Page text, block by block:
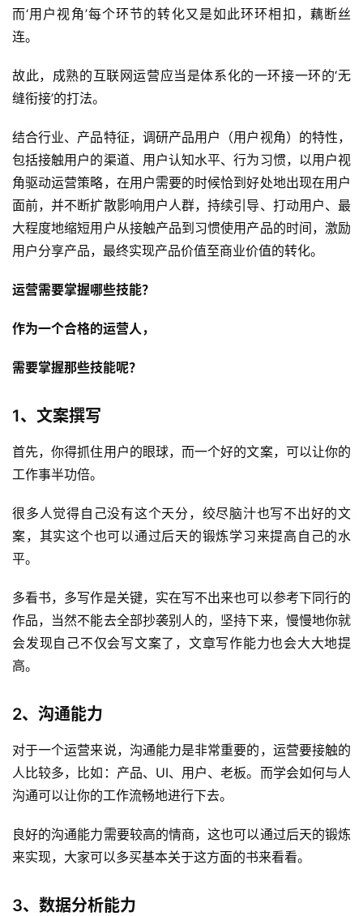
而‘用户视角’每个环节的转化又是如此环环相扣，藕断丝
连。
故此，成熟的互联网运营应当是体系化的一环接一环的‘无
缝衔接’的打法。
结合行业、产品特征，调研产品用户（用户视角）的特性，
包括接触用户的渠道、用户认知水平、行为习惯，以用户视
角驱动运营策略，在用户需要的时候恰到好处地出现在用户
面前，并不断扩散影响用户人群，持续引导、打动用户、最
大程度地缩短用户从接触产品到习惯使用产品的时间，激励
用户分享产品，最终实现产品价值至商业价值的转化。
运营需要掌握哪些技能？
作为一个合格的运营人，
需要掌握那些技能呢？
1、文案撰写
首先，你得抓住用户的眼球，而一个好的文案，可以让你的
工作事半功倍。
很多人觉得自己没有这个天分，绞尽脑汁也写不出好的文
案，其实这个也可以通过后天的锻炼学习来提高自己的水
平。
多看书，多写作是关键，实在写不出来也可以参考下同行的
作品，当然不能去全部抄袭别人的，坚持下来，慢慢地你就
会发现自己不仅会写文案了，文章写作能力也会大大地提
高。
2、沟通能力
对于一个运营来说，沟通能力是非常重要的，运营要接触的
人比较多，比如：产品、UI、用户、老板。而学会如何与人
沟通可以让你的工作流畅地进行下去。
良好的沟通能力需要较高的情商，这也可以通过后天的锻炼
来实现，大家可以多买基本关于这方面的书来看看。
3、 数据分析能力